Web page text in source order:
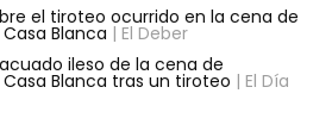
el tiroteo ocurrido en la cena de
Blanca | El Deber
ileso de la cena de
Blanca tras un tiroteo | El Día